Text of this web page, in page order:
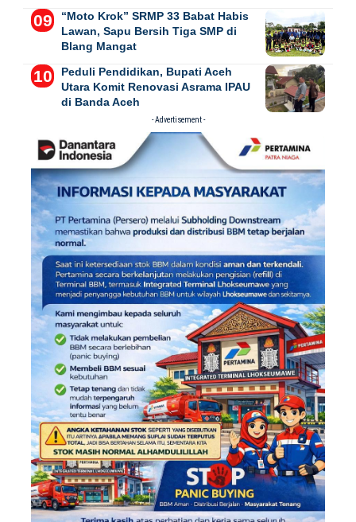
“Moto Krok” SRMP 33 Babat Habis
Lawan, Sapu Bersih Tiga SMP di
Blang Mangat
Peduli Pendidikan, Bupati Aceh
Utara Komit Renovasi Asrama IPAU
di Banda Aceh
- Advertisement -